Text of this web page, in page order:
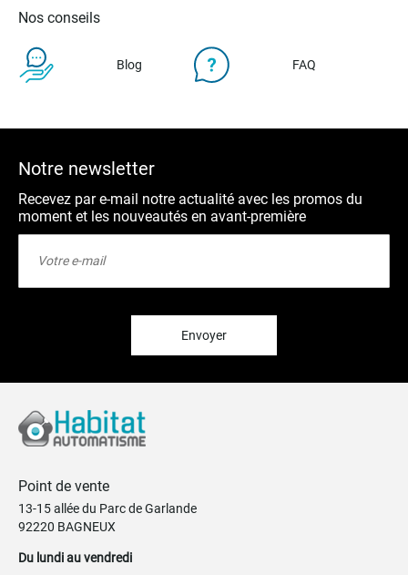
Nos conseils
Blog FAQ
Notre newsletter
Recevez par e-mail notre actualité avec les promos du
moment et les nouveautés en avant-première
Envoyer
Point de vente
13-15 allée du Parc de Garlande
92220 BAGNEUX
Du lundi au vendredi